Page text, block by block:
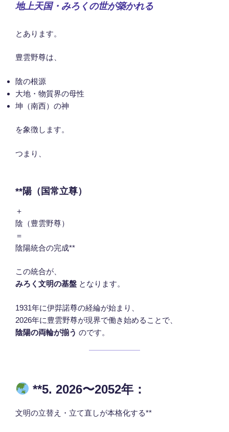
地上天国・みろくの世が築かれる
とあります。
豊雲野尊は、
陰の根源
大地・物質界の母性
坤（南西）の神
を象徴します。
つまり、
**陽（国常立尊）
＋
陰（豊雲野尊）
＝
陰陽統合の完成**
この統合が、
みろく文明の基盤 となります。
1931年に伊弉諾尊の経綸が始まり、
2026年に豊雲野尊が現界で働き始めることで、
陰陽の両輪が揃う のです。
**5. 2026〜2052年：
文明の立替え・立て直しが本格化する**